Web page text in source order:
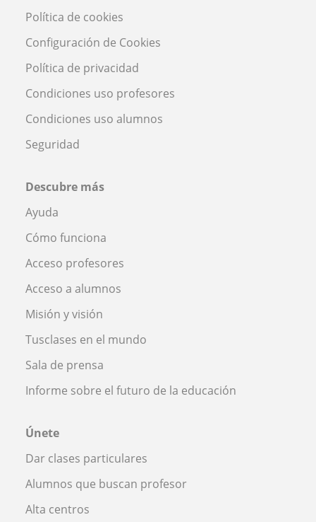
Política de cookies
Configuración de Cookies
Política de privacidad
Condiciones uso profesores
Condiciones uso alumnos
Seguridad
Descubre más
Ayuda
Cómo funciona
Acceso profesores
Acceso a alumnos
Misión y visión
Tusclases en el mundo
Sala de prensa
Informe sobre el futuro de la educación
Únete
Dar clases particulares
Alumnos que buscan profesor
Alta centros